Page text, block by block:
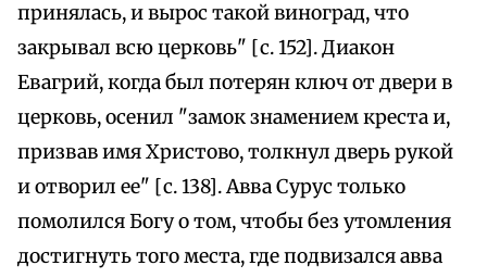
принялась, и вырос такой виноград, что
закрывал всю церковь" [с. 152]. Диакон
Евагрий, когда был потерян ключ от двери в
церковь, осенил "замок знамением креста и,
призвав имя Христово, толкнул дверь рукой
и отворил ее" [с. 138]. Авва Сурус только
помолился Богу о том, чтобы без утомления
достигнуть того места, где подвизался авва